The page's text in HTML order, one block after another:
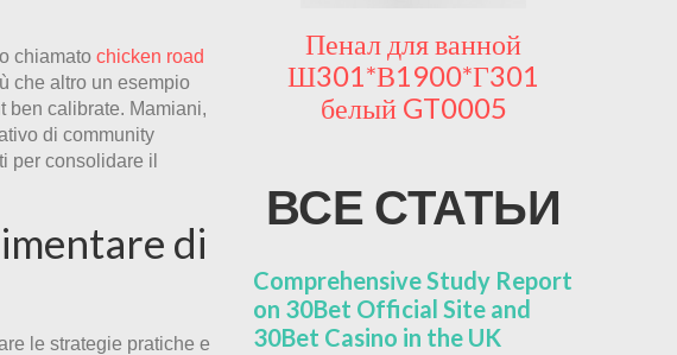
chiamato chicken road
che altro un esempio
ben calibrate. Mamiani,
di community
per consolidare il
di
le strategie pratiche e
распашной с
на 3 ящика,
корпус/фасад дуб
сонома T210
Пенал для ванной
Ш301*В1900*Г301
белый GT0005
ВСЕ СТАТЬИ
Comprehensive Study Report
on 30Bet Official Site and
30Bet Casino in the UK